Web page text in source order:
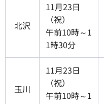
北沢
11月23日
（祝）
午前10時～1
1時30分
玉川
11月23日
（祝）
午前10時～1